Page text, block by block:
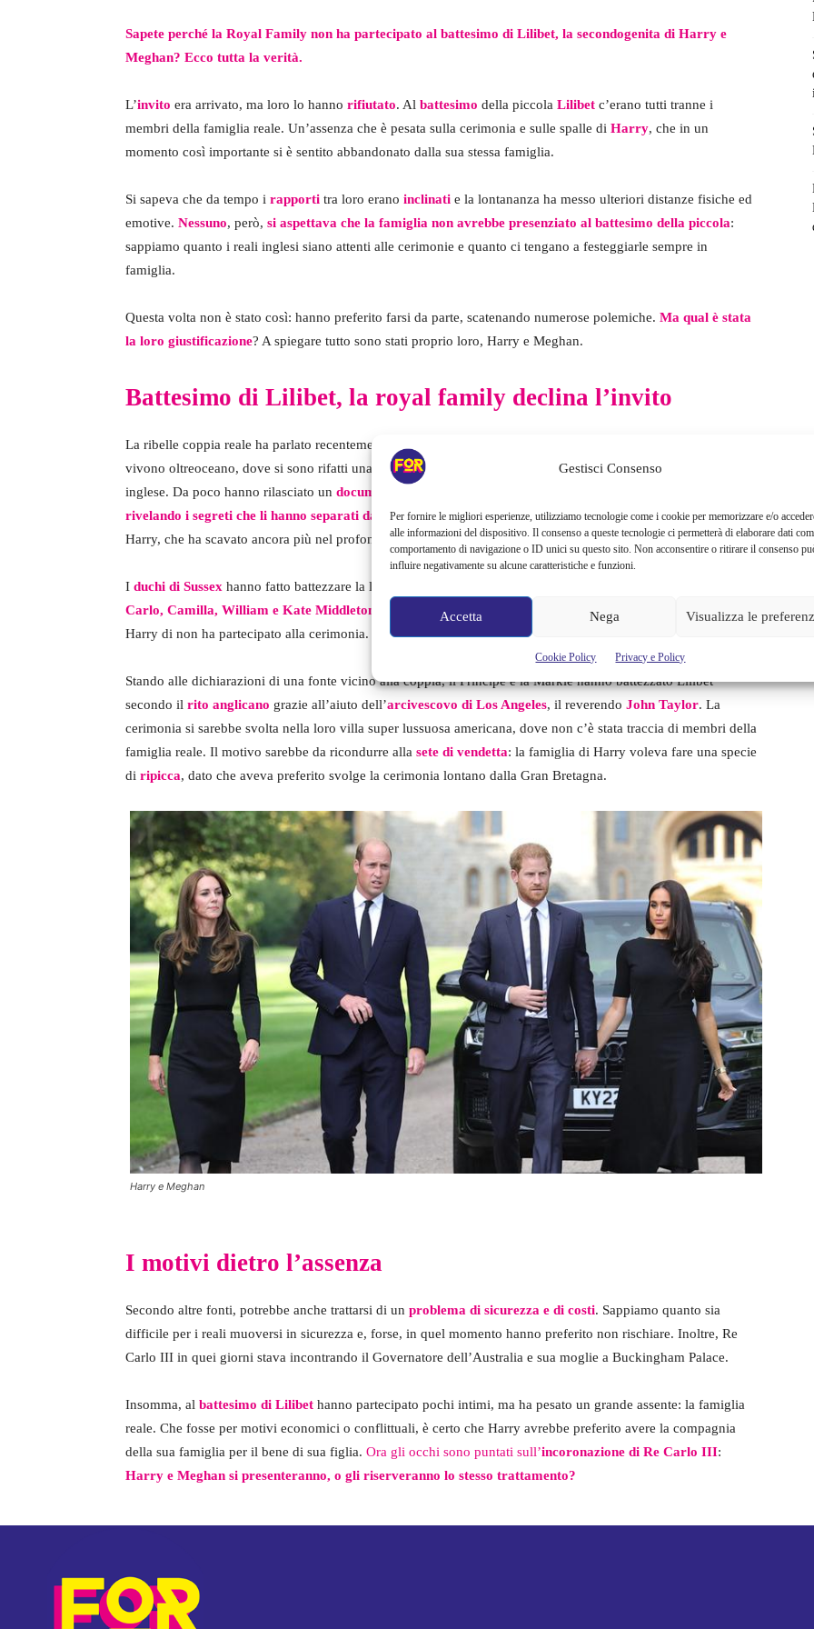
Gestisci Consenso
Per fornire le migliori esperienze, utilizziamo tecnologie come i cookie per memorizzare e/o
alle informazioni del dispositivo. Il consenso a queste tecnologie ci permetterà di elaborare dati
comportamento di navigazione o ID unici su questo sito. Non acconsentire o ritirare il consenso
influire negativamente su alcune caratteristiche e funzioni.
Accetta Nega Visualizza le
Cookie Policy Privacy e Policy
Sapete perché la Royal Family non ha partecipato al battesimo di Lilibet, la secondogenita di Harry e
Meghan? Ecco tutta la verità.
L’invito era arrivato, ma loro lo hanno rifiutato. Al battesimo della piccola Lilibet c’erano tutti tranne i
membri della famiglia reale. Un’assenza che è pesata sulla cerimonia e sulle spalle di Harry, che in un
momento così importante si è sentito abbandonato dalla sua stessa famiglia.
Si sapeva che da tempo i rapporti tra loro erano inclinati e la lontananza ha messo ulteriori distanze fisiche ed
emotive. Nessuno, però, si aspettava che la famiglia non avrebbe presenziato al battesimo della piccola:
sappiamo quanto i reali inglesi siano attenti alle cerimonie e quanto ci tengano a festeggiarle sempre in
famiglia.
Questa volta non è stato così: hanno preferito farsi da parte, scatenando numerose polemiche. Ma qual è stata
la loro giustificazione? A spiegare tutto sono stati proprio loro, Harry e Meghan.
Battesimo di Lilibet, la royal family declina l’invito
La ribelle coppia reale ha parlato recentemente del
vivono oltreoceano, dove si sono rifatti una vita lontani da occhi indiscreti e dall’insistenza della stampa
inglese. Da poco hanno rilasciato un documentario
rivelando i segreti che li hanno separati dalla famiglia reale.Poi è arrivatoSpare, il libro di memorie di
Harry, che ha scavato ancora più nel profondo le questioni familiari.
I duchi di Sussex hanno fatto battezzare la loro piccola a Montecito e, alla cerimonia, erano stati
Carlo, Camilla, William e Kate Middleton
. A distanza di due anni, salta fuori la notizia che la famiglia di
Harry di non ha partecipato alla cerimonia.
Stando alle dichiarazioni di una fonte vicino alla coppia, il Principe e la Markle hanno battezzato Lilibet
secondo il rito anglicano grazie all’aiuto dell’arcivescovo di Los Angeles, il reverendo John Taylor. La
cerimonia si sarebbe svolta nella loro villa super lussuosa americana, dove non c’è stata traccia di membri della
famiglia reale. Il motivo sarebbe da ricondurre alla sete di vendetta: la famiglia di Harry voleva fare una specie
di ripicca, dato che aveva preferito svolge la cerimonia lontano dalla Gran Bretagna.
Harry e Meghan
I motivi dietro l’assenza
Secondo altre fonti, potrebbe anche trattarsi di un problema di sicurezza e di costi. Sappiamo quanto sia
difficile per i reali muoversi in sicurezza e, forse, in quel momento hanno preferito non rischiare. Inoltre, Re
Carlo III in quei giorni stava incontrando il Governatore dell’Australia e sua moglie a Buckingham Palace.
Insomma, al battesimo di Lilibet hanno partecipato pochi intimi, ma ha pesato un grande assente: la famiglia
reale. Che fosse per motivi economici o conflittuali, è certo che Harry avrebbe preferito avere la compagnia
della sua famiglia per il bene di sua figlia. Ora gli occhi sono puntati sull’incoronazione di Re Carlo III:
Harry e Meghan si presenteranno, o gli riserveranno lo stesso trattamento?